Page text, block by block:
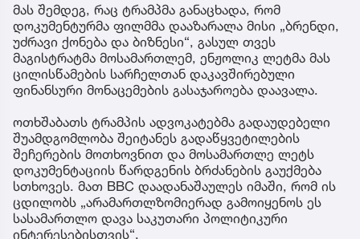
მას შემდეგ, რაც ტრამპმა განაცხადა, რომ
დოკუმენტურმა ფილმმა დააზარალა მისი „ბრენდი,
უძრავი ქონება და ბიზნესი“, გასულ თვეს
მაგისტრატმა მოსამართლემ, ენჟოლიკ ლეტმა მას
ცილისწამების სარჩელთან დაკავშირებული
ფინანსური მონაცემების გასაჯაროება დაავალა.
ოთხშაბათს ტრამპის ადვოკატებმა გადაუდებელი
შუამდგომლობა შეიტანეს გადაწყვეტილების
შეჩერების მოთხოვნით და მოსამართლე ლეტს
დოკუმენტაციის წარდგენის ბრძანების გაუქმება
სთხოვეს. მათ BBC დაადანაშაულეს იმაში, რომ ის
ცდილობს „არამართლზომიერად გამოიყენოს ეს
სასამართლო დავა საკუთარი პოლიტიკური
ინტერესებისთვის“.